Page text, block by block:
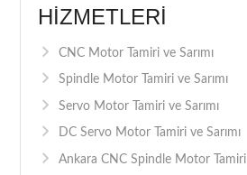
HIZMETLERI
CNC Motor Tamiri ve Sarımı
Spindle Motor Tamiri ve Sarımı
Servo Motor Tamiri ve Sarımı
DC Servo Motor Tamiri ve Sarımı
Ankara CNC Spindle Motor Tamiri